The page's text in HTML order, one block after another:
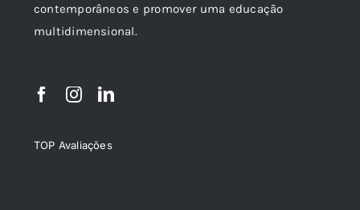
contemporâneos e promover uma educação
multidimensional.
TOP Avaliações